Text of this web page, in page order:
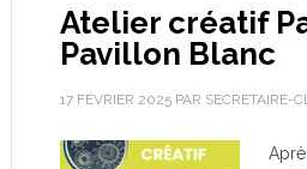
Atelier créatif
Pavillon Blanc
17 FÉVRIER 2025PAR SECRETAIRE-